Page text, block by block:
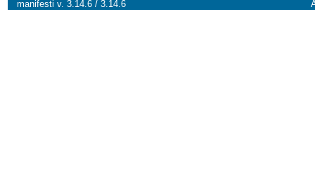
manifesti v. 3.14.6 / 3.14.6